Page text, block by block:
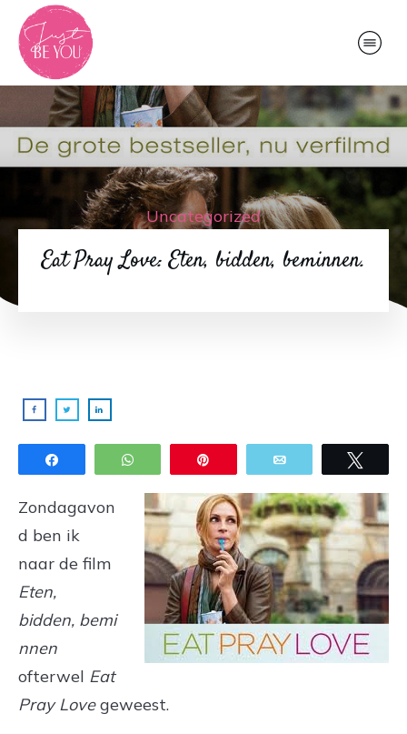
Uncategorized
Eat Pray Love: Eten, bidden, beminnen.
WhatsApp
Zondagavon
d ben ik
naar de film
Eten,
bidden, bemi
nnen
ofterwel Eat
Pray Lovegeweest.